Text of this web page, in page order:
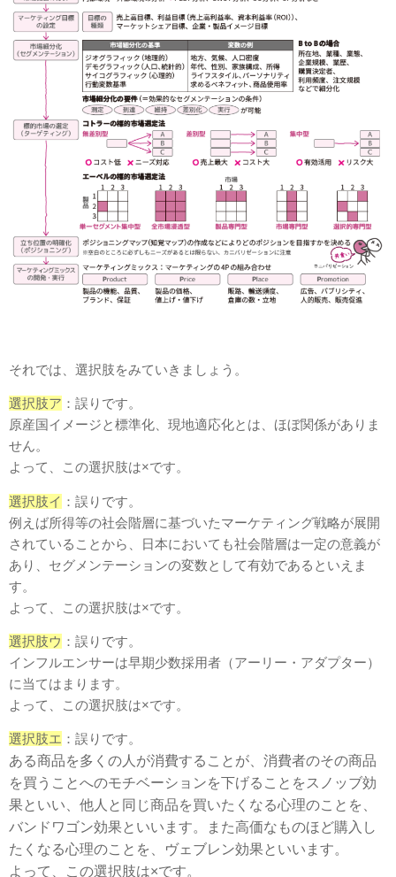
それでは、選択肢をみていきましょう。
選択肢ア ：誤りです。
原産国イメージと標準化、現地適応化とは、ほぼ関係がありま
せん。
よって、この選択肢は×です。
選択肢イ ：誤りです。
例えば所得等の社会階層に基づいたマーケティング戦略が展開
されていることから、日本においても社会階層は一定の意義が
あり、セグメンテーションの変数として有効であるといえま
す。
よって、この選択肢は×です。
選択肢ウ ：誤りです。
インフルエンサーは早期少数採用者（アーリー・アダプター）
に当てはまります。
よって、この選択肢は×です。
選択肢エ ：誤りです。
ある商品を多くの人が消費することが、消費者のその商品
を買うことへのモチベーションを下げることをスノッブ効
果といい、他人と同じ商品を買いたくなる心理のことを、
バンドワゴン効果といいます。また高価なものほど購入し
たくなる心理のことを、ヴェブレン効果といいます。
よって、この選択肢は×です。